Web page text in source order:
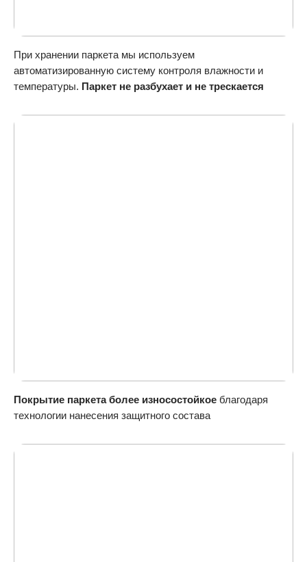
При хранении паркета мы используем
автоматизированную систему контроля влажности и
температуры. Паркет не разбухает и не трескается
Покрытие паркета более износостойкое благодаря
технологии нанесения защитного состава